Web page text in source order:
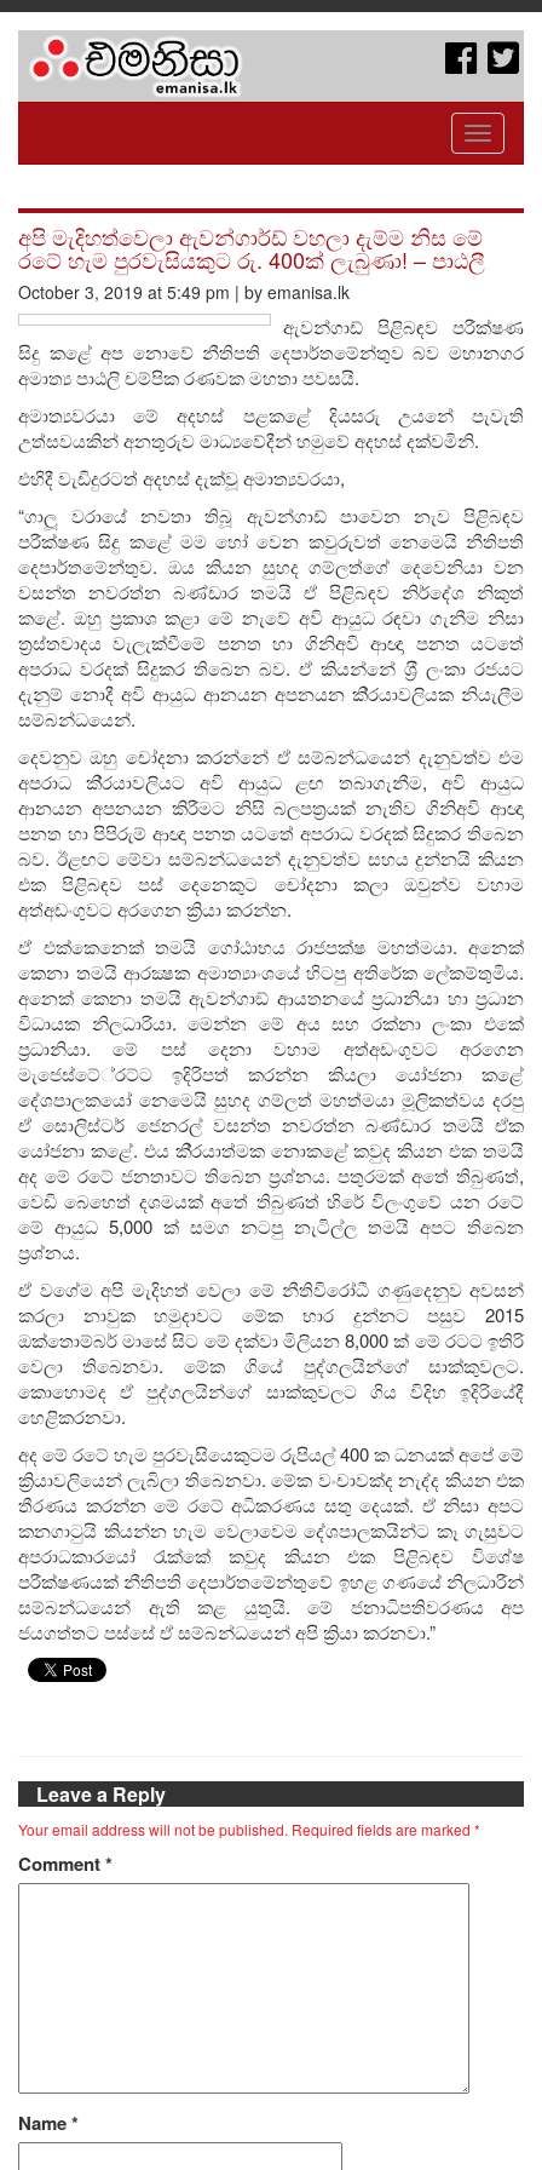
Toggle
අපි මැදිහත්වෙලා ඇවන්ගාර්ඩ් වහලා දැම්ම නිස මේ
රටේ හැම පුරවැසියකුට රු. 400ක් ලැබුණා! – පාඨලී
October 3, 2019 at 5:49 pm | by emanisa.lk
ඇවන්ගාඩ් පිළිබඳව පරීක්ෂණ
සිදු කළේ අප නොවේ නීතිපති දෙපාර්තමේන්තුව බව මහානගර
අමාත්‍ය පාඨලි චම්පික රණවක මහතා පවසයි.
අමාත්‍යවරයා මේ අදහස් පළකළේ දියසරු උයනේ පැවැති
උත්සවයකින් අනතුරුව මාධ්‍යවේදීන් හමුවේ අදහස් දක්වමිනි.
එහිදී වැඩිදුරටත් අදහස් දැක්වූ අමාත්‍යවරයා,
“ගාලූ වරායේ නවතා තිබූ ඇවන්ගාඩ් පාවෙන නැව පිළිබඳව
පරීක්ෂණ සිදු කළේ මම හෝ වෙන කවුරුවත් නෙමෙයි නීතිපති
දෙපාර්තමේන්තුව. ඔය කියන සුහද ගම්ලත්ගේ දෙවෙනියා වන
වසන්ත නවරත්න බණ්ඩාර තමයි ඒ පිළිබඳව නිර්දේශ නිකුත්
කළේ. ඔහු ප‍්‍රකාශ කළා මේ නැවේ අවි ආයුධ රඳවා ගැනීම නිසා
ත‍්‍රස්තවාදය වැලැක්වීමේ පනත හා ගිනිඅවි ආඥා පනත යටතේ
අපරාධ වරදක් සිදුකර තිබෙන බව. ඒ කියන්නේ ශ‍්‍රී ලංකා රජයට
දැනුම් නොදී අවි ආයුධ ආනයන අපනයන කි‍්‍රයාවලියක නියැලීම
සම්බන්ධයෙන්.
දෙවනුව ඔහු චෝදනා කරන්නේ ඒ සම්බන්ධයෙන් දැනුවත්ව එම
අපරාධ කි‍්‍රයාවලියට අවි ආයුධ ළඟ තබාගැනීම, අවි ආයුධ
ආනයන අපනයන කිරීමට නිසි බලපත‍්‍රයක් නැතිව ගිනිඅවි ආඥා
පනත හා පිපිරුම් ආඥා පනත යටතේ අපරාධ වරදක් සිදුකර තිබෙන
බව. ඊළඟට මේවා සම්බන්ධයෙන් දැනුවත්ව සහය දුන්නයි කියන
එක පිළිබඳව පස් දෙනෙකුට චෝදනා කලා ඔවුන්ව වහාම
අත්අඩංගුවට අරගෙන ක්‍රියා කරන්න.
ඒ එක්කෙනෙක් තමයි ගෝඨාභය රාජපක්ෂ මහත්මයා. අනෙක්
කෙනා තමයි ආරක්‍ෂක අමාත්‍යාංශයේ හිටපු අතිරේක ලේකම්තුමිය.
අනෙක් කෙනා තමයි ඇවන්ගාඞ් ආයතනයේ ප‍්‍රධානියා හා ප‍්‍රධාන
විධායක නිලධාරියා. මෙන්න මේ අය සහ රක්නා ලංකා එකේ
ප‍්‍රධානියා. මේ පස් දෙනා වහාම අත්අඩංගුවට අරගෙන
මැජෙස්ටේ‍්‍රට්ට ඉදිරිපත් කරන්න කියලා යෝජනා කළේ
දේශපාලකයෝ නෙමෙයි සුහද ගම්ලත් මහත්මයා මූලිකත්වය දරපු
ඒ සොලිස්ටර් ජෙනරල් වසන්ත නවරත්න බණ්ඩාර තමයි ඒක
යෝජනා කළේ. එය කි‍්‍රයාත්මක නොකළේ කවුද කියන එක තමයි
අද මේ රටේ ජනතාවට තිබෙන ප‍්‍රශ්නය. පතුරමක් අතේ තිබුණත්,
වෙඩි බෙහෙත් දශමයක් අතේ තිබුණත් හිරේ විලංගුවේ යන රටේ
මේ ආයුධ 5,000 ක් සමග නටපු නැටිල්ල තමයි අපට තිබෙන
ප‍්‍රශ්නය.
ඒ වගේම අපි මැදිහත් වෙලා මේ නීතිවිරෝධී ගණුදෙනුව අවසන්
කරලා නාවුක හමුදාවට මේක භාර දුන්නට පසුව 2015
ඔක්තොම්බර් මාසේ සිට මේ දක්වා මිලියන 8,000 ක් මේ රටට ඉතිරි
වෙලා තිබෙනවා. මේක ගියේ පුද්ගලයින්ගේ සාක්කුවලට.
කොහොමද ඒ පුද්ගලයින්ගේ සාක්කුවලට ගිය විදිහ ඉදිරියේදී
හෙළිකරනවා.
අද මේ රටේ හැම පුරවැසියෙකුටම රුපියල් 400 ක ධනයක් අපේ මේ
ක්‍රියාවලියෙන් ලැබිලා තිබෙනවා. මේක වංචාවක්ද නැද්ද කියන එක
තීරණය කරන්න මේ රටේ අධිකරණය සතු දෙයක්. ඒ නිසා අපට
කනගාටුයි කියන්න හැම වෙලාවෙම දේශපාලකයින්ට කෑ ගැසුවට
අපරාධකාරයෝ රැක්කේ කවුද කියන එක පිළිබඳව විශේෂ
පරීක්ෂණයක් නීතිපති දෙපාර්තමේන්තුවේ ඉහළ ගණයේ නිලධාරීන්
සම්බන්ධයෙන් ඇති කළ යුතුයි. මේ ජනාධිපතිවරණය අප
ජයගත්තට පස්සේ ඒ සම්බන්ධයෙන් අපි ක්‍රියා කරනවා.”
Leave a Reply
Your email address will not be published. Required fields are marked *
Comment*
Name*